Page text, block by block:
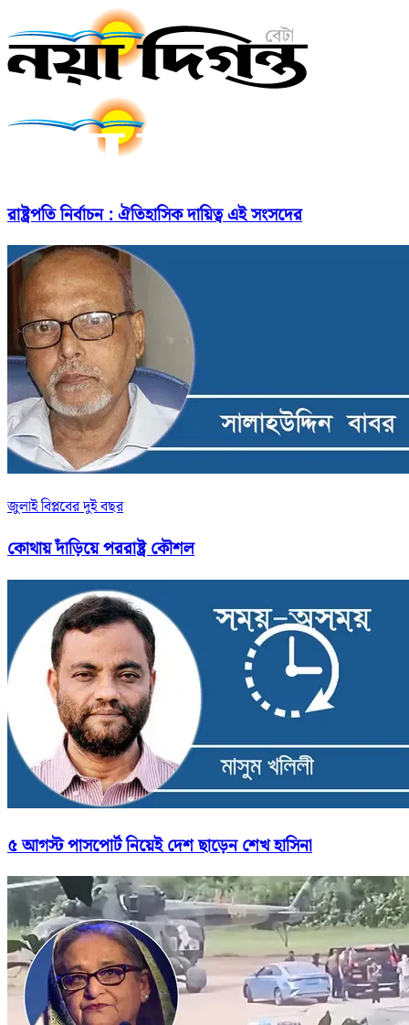
রাষ্ট্রপতি নির্বাচন : ঐতিহাসিক দায়িত্ব এই সংসদের
জুলাই বিপ্লবের দুই বছর
কোথায় দাঁড়িয়ে পররাষ্ট্র কৌশল
৫ আগস্ট পাসপোর্ট নিয়েই দেশ ছাড়েন শেখ হাসিনা